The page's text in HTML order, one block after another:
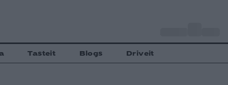
Tasteit Blogs Driveit